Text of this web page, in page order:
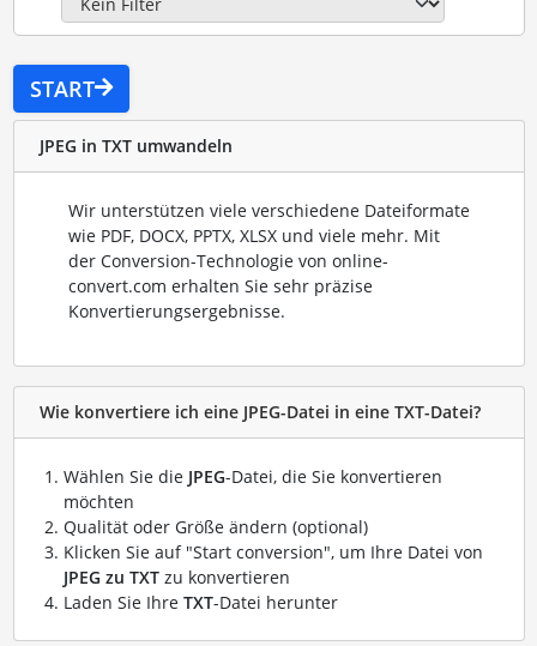
START
JPEG in TXT umwandeln
Wir unterstützen viele verschiedene Dateiformate
wie PDF, DOCX, PPTX, XLSX und viele mehr. Mit
der Conversion-Technologie von online-
convert.com erhalten Sie sehr präzise
Konvertierungsergebnisse.
Wie konvertiere ich eine JPEG-Datei in eine TXT-Datei?
Wählen Sie die JPEG-Datei, die Sie konvertieren
möchten
Qualität oder Größe ändern (optional)
Klicken Sie auf "Start conversion", um Ihre Datei von
JPEG zu TXTzu konvertieren
Laden Sie Ihre TXT-Datei herunter